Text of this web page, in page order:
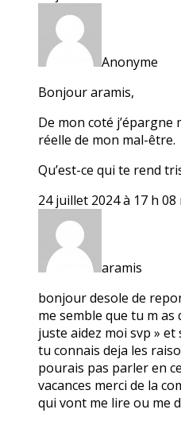
Anonyme
Bonjour aramis,
De mon coté j’épargne
réelle de mon mal-être.
Qu’est-ce qui te rend
24 juillet 2024 à 17 h 08
aramis
bonjour desole de
me semble que tu m
juste aidez moi svp »
tu connais deja les
pourais pas parler en
vacances merci de la
qui vont me lire ou me